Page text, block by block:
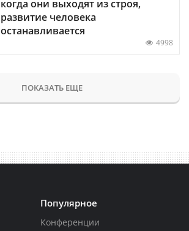
когда они выходят из строя,
развитие человека
останавливается
4998
ПОКАЗАТЬ ЕЩЕ
Популярное
Конференции